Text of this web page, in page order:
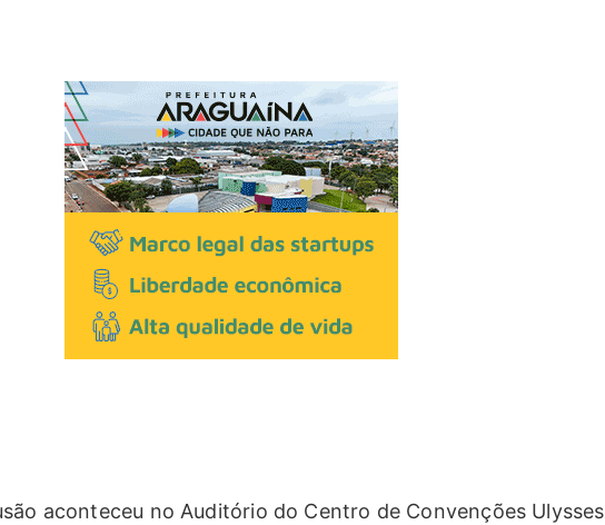
aconteceu no Auditório do Centro de Convenções Ulysses